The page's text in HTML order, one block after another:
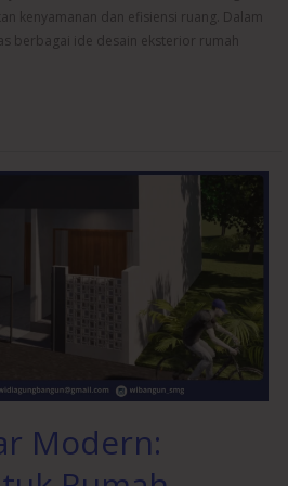
kenyamanan dan efisiensi ruang. Dalam
berbagai ide desain eksterior rumah
Modern: